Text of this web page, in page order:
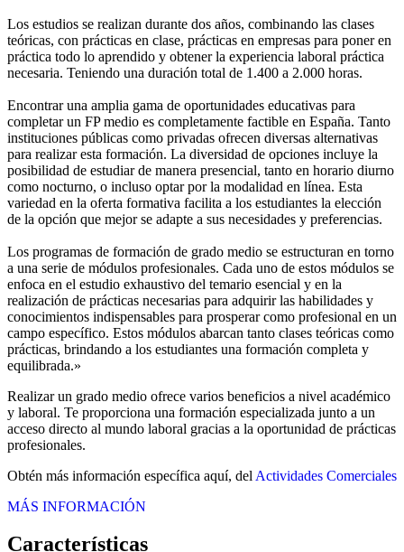
Los estudios se realizan durante dos años, combinando las clases
teóricas, con prácticas en clase, prácticas en empresas para poner en
práctica todo lo aprendido y obtener la experiencia laboral práctica
necesaria. Teniendo una duración total de 1.400 a 2.000 horas.
Encontrar una amplia gama de oportunidades educativas para
completar un FP medio es completamente factible en España. Tanto
instituciones públicas como privadas ofrecen diversas alternativas
para realizar esta formación. La diversidad de opciones incluye la
posibilidad de estudiar de manera presencial, tanto en horario diurno
como nocturno, o incluso optar por la modalidad en línea. Esta
variedad en la oferta formativa facilita a los estudiantes la elección
de la opción que mejor se adapte a sus necesidades y preferencias.
Los programas de formación de grado medio se estructuran en torno
a una serie de módulos profesionales. Cada uno de estos módulos se
enfoca en el estudio exhaustivo del temario esencial y en la
realización de prácticas necesarias para adquirir las habilidades y
conocimientos indispensables para prosperar como profesional en un
campo específico. Estos módulos abarcan tanto clases teóricas como
prácticas, brindando a los estudiantes una formación completa y
equilibrada.»
Realizar un grado medio ofrece varios beneficios a nivel académico
y laboral. Te proporciona una formación especializada junto a un
acceso directo al mundo laboral gracias a la oportunidad de prácticas
profesionales.
Obtén más información específica aquí, del Actividades Comerciales
MÁS INFORMACIÓN
Características